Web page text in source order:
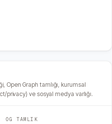
Open Graph tamlığı, kurumsal
privacy) ve sosyal medya varlığı.
OG TAMLIK